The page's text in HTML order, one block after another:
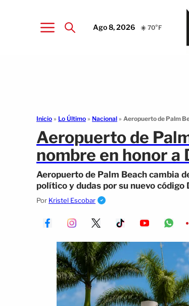
Ago 8, 2026 ☀️ 70°F
Inicio » Lo Último » Nacional » Aeropuerto de Palm
Aeropuerto de
nombre en honor a
Aeropuerto de Palm Beach cambia
político y dudas por su nuevo código
Por Kristel Escobar